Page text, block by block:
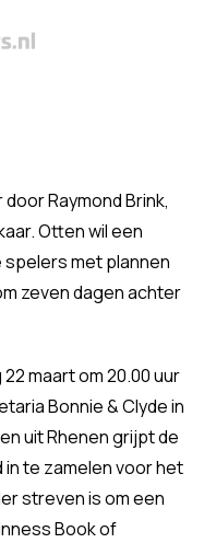
Raymond Brink,
Otten wil een
met plannen
zeven dagen achter
maart om 20.00 uur
Bonnie & Clyde in
uit Rhenen grijpt de
te zamelen voor het
streven is om een
Book of